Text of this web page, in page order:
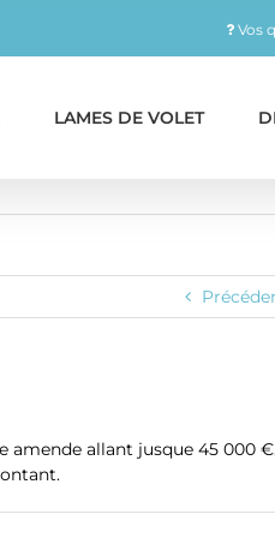
Vos
LAMES DE VOLET
amende allant jusque 45 000